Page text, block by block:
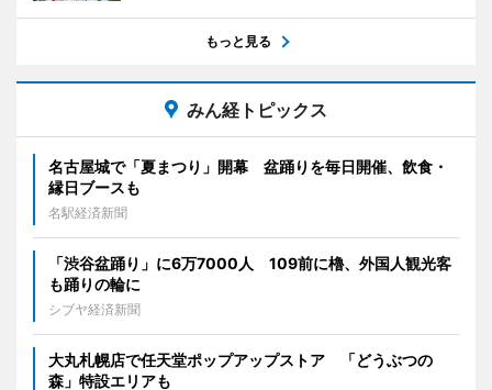
もっと見る
みん経トピックス
名古屋城で「夏まつり」開幕 盆踊りを毎日開催、飲食・
縁日ブースも
名駅経済新聞
「渋谷盆踊り」に6万7000人 109前に櫓、外国人観光客
も踊りの輪に
シブヤ経済新聞
大丸札幌店で任天堂ポップアップストア 「どうぶつの
森」特設エリアも